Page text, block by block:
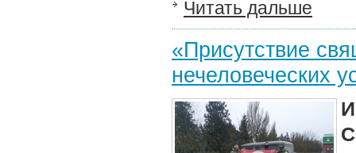
Читать дальше
«Присутствие
нечеловеческих